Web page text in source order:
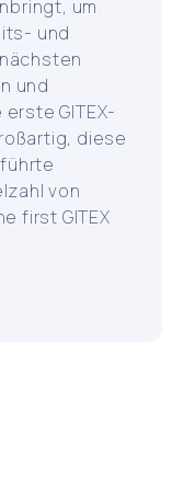
um
und
und
GITEX-
diese
von
first GITEX